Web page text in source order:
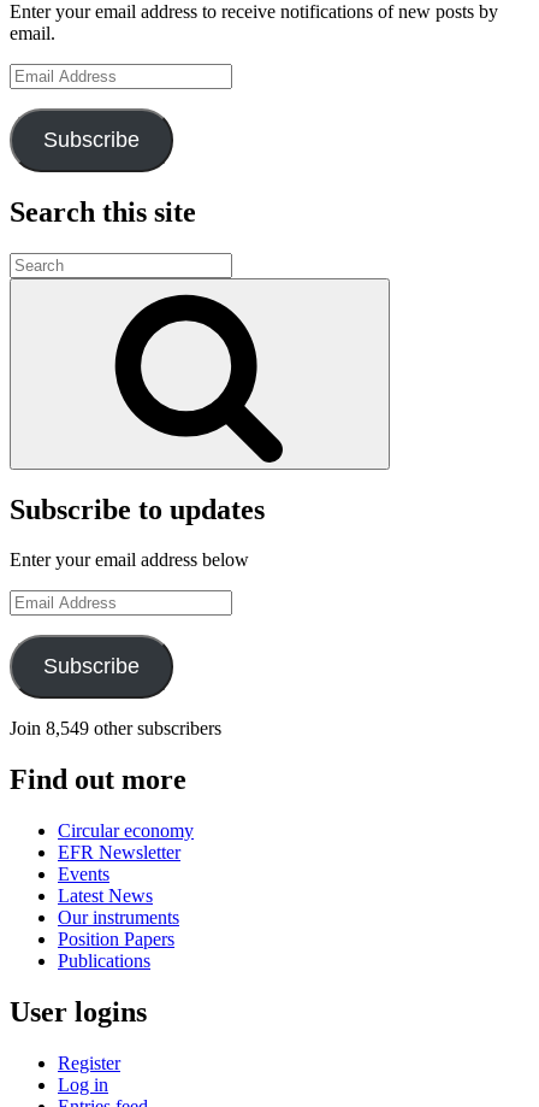
Enter your email address to receive notifications of new posts by
email.
Email
Address
Subscribe
Search this site
Search
for:
Subscribe to updates
Enter your email address below
Email
Address
Subscribe
Join 8,549 other subscribers
Find out more
Circular economy
EFR Newsletter
Events
Latest News
Our instruments
Position Papers
Publications
User logins
Register
Log in